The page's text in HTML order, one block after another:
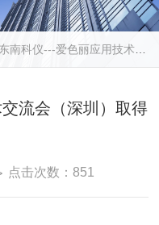
东南科仪---爱色丽应用技术交流会（深圳）取得圆满成功
流会（深圳）取得
点击次数：851